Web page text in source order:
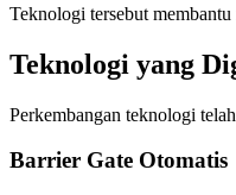
Teknologi tersebut
Teknologi yang
Perkembangan teknologi
Barrier Gate Otomatis